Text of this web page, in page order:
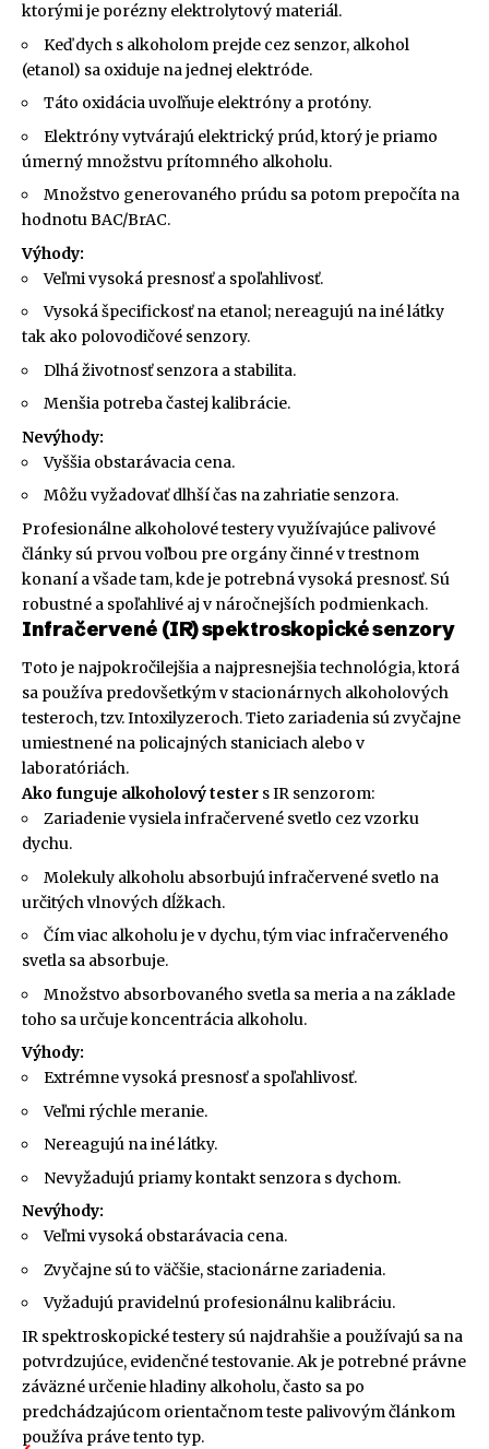
ktorými je porézny elektrolytový materiál.
Keď dych s alkoholom prejde cez senzor, alkohol
(etanol) sa oxiduje na jednej elektróde.
Táto oxidácia uvoľňuje elektróny a protóny.
Elektróny vytvárajú elektrický prúd, ktorý je priamo
úmerný množstvu prítomného alkoholu.
Množstvo generovaného prúdu sa potom prepočíta na
hodnotu BAC/BrAC.
Výhody:
Veľmi vysoká presnosť a spoľahlivosť.
Vysoká špecifickosť na etanol; nereagujú na iné látky
tak ako polovodičové senzory.
Dlhá životnosť senzora a stabilita.
Menšia potreba častej kalibrácie.
Nevýhody:
Vyššia obstarávacia cena.
Môžu vyžadovať dlhší čas na zahriatie senzora.
Profesionálne alkoholové testery využívajúce palivové
články sú prvou voľbou pre orgány činné v trestnom
konaní a všade tam, kde je potrebná vysoká presnosť. Sú
robustné a spoľahlivé aj v náročnejších podmienkach.
Infračervené (IR) spektroskopické senzory
Toto je najpokročilejšia a najpresnejšia technológia, ktorá
sa používa predovšetkým v stacionárnych alkoholových
testeroch, tzv. Intoxilyzeroch. Tieto zariadenia sú zvyčajne
umiestnené na policajných staniciach alebo v
laboratóriách.
Ako funguje alkoholový tester s IR senzorom:
Zariadenie vysiela infračervené svetlo cez vzorku
dychu.
Molekuly alkoholu absorbujú infračervené svetlo na
určitých vlnových dĺžkach.
Čím viac alkoholu je v dychu, tým viac infračerveného
svetla sa absorbuje.
Množstvo absorbovaného svetla sa meria a na základe
toho sa určuje koncentrácia alkoholu.
Výhody:
Extrémne vysoká presnosť a spoľahlivosť.
Veľmi rýchle meranie.
Nereagujú na iné látky.
Nevyžadujú priamy kontakt senzora s dychom.
Nevýhody:
Veľmi vysoká obstarávacia cena.
Zvyčajne sú to väčšie, stacionárne zariadenia.
Vyžadujú pravidelnú profesionálnu kalibráciu.
IR spektroskopické testery sú najdrahšie a používajú sa na
potvrdzujúce, evidenčné testovanie. Ak je potrebné právne
záväzné určenie hladiny alkoholu, často sa po
predchádzajúcom orientačnom teste palivovým článkom
používa práve tento typ.